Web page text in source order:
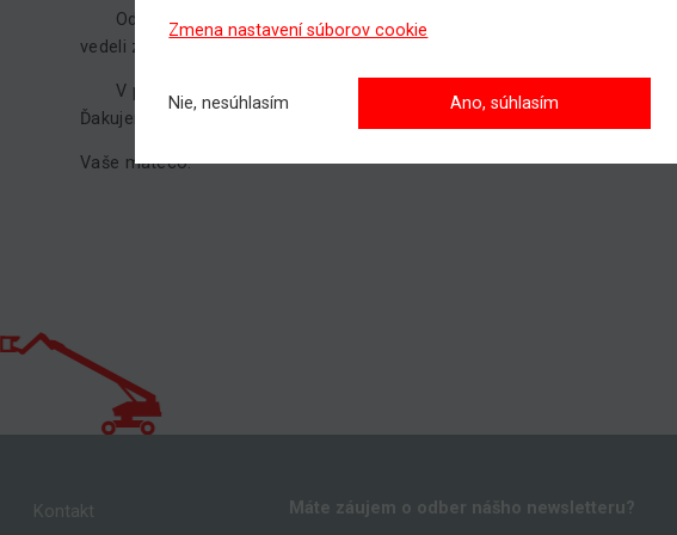
Odporúčame plánovať svoje projekty v dostatočnom predstihu, aby
vedeli zabezpečiť plynulé dodanie a bezproblémovú realizáciu.
V prípade otázok alebo požiadaviek nás môžete kedykoľvek
Ďakujeme za spoluprácu a dôveru.
Vaše mateco.
Kontakt Máte záujem o odber nášho newsletteru?
Zmena nastavení súborov cookie
Nie, nesúhlasím Ano, súhlasím